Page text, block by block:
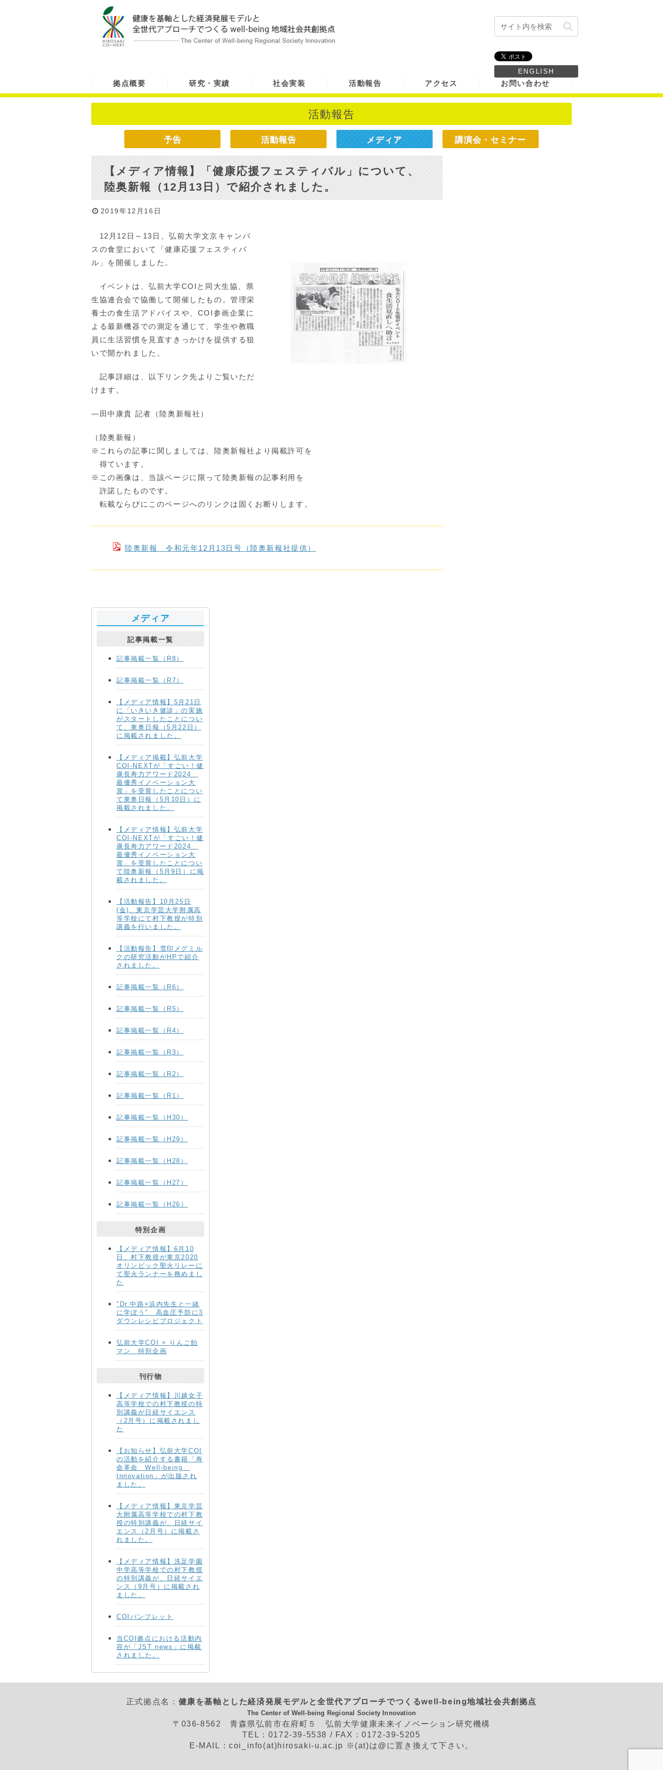
ENGLISH
拠点概要 研究・実績 社会実装 活動報告 アクセス お問い合わせ
活動報告
予告 活動報告 メディア 講演会・セミナー
【メディア情報】「健康応援フェスティバル」について、
陸奥新報（12月13日）で紹介されました。
2019年12月16日
12月12日～13日、弘前大学文京キャンパ
スの食堂において「健康応援フェスティバ
ル」を開催しました。
イベントは、弘前大学COIと同大生協、県
生協連合会で協働して開催したもの。管理栄
養士の食生活アドバイスや、COI参画企業に
よる最新機器での測定を通じて、学生や教職
員に生活習慣を見直すきっかけを提供する狙
いで開かれました。
記事詳細は、以下リンク先よりご覧いただ
けます。
―田中康貴 記者（陸奥新報社）
（陸奥新報）
※これらの記事に関しましては、陸奥新報社より掲載許可を
得ています。
※この画像は、当該ページに限って陸奥新報の記事利用を
許諾したものです。
転載ならびにこのページへのリンクは固くお断りします。
陸奥新報 令和元年12月13日号（陸奥新報社提供）
メディア
記事掲載一覧
記事掲載一覧（R8）
記事掲載一覧（R7）
【メディア情報】5月21日
に「いきいき健診」の実施
がスタートしたことについ
て、東奥日報（5月22日）
に掲載されました。
【メディア掲載】弘前大学
COI-NEXTが「すごい！健
康長寿力アワード2024
最優秀イノベーション大
賞」を受賞したことについ
て東奥日報（5月10日）に
掲載されました。
【メディア情報】弘前大学
COI-NEXTが「すごい！健
康長寿力アワード2024
最優秀イノベーション大
賞」を受賞したことについ
て陸奥新報（5月9日）に掲
載されました。
【活動報告】10月25日
(金)、東京学芸大学附属高
等学校にて村下教授が特別
講義を行いました。
【活動報告】雪印メグミル
クの研究活動がHPで紹介
されました。
記事掲載一覧（R6）
記事掲載一覧（R5）
記事掲載一覧（R4）
記事掲載一覧（R3）
記事掲載一覧（R2）
記事掲載一覧（R1）
記事掲載一覧（H30）
記事掲載一覧（H29）
記事掲載一覧（H28）
記事掲載一覧（H27）
記事掲載一覧（H26）
特別企画
【メディア情報】6月10
日、村下教授が東京2020
オリンピック聖火リレーに
て聖火ランナーを務めまし
た
″Dr.中路×浜内先生と一緒
に学ぼう″ 高血圧予防に3
ダウンレシピプロジェクト
弘前大学COI × りんご飴
マン 特別企画
刊行物
【メディア情報】川越女子
高等学校での村下教授の特
別講義が日経サイエンス
（2月号）に掲載されまし
た
【お知らせ】弘前大学COI
の活動を紹介する書籍「寿
命革命 Well-being
Innovation」が出版され
ました。
【メディア情報】東京学芸
大附属高等学校での村下教
授の特別講義が、日経サイ
エンス（2月号）に掲載さ
れました。
【メディア情報】洗足学園
中学高等学校での村下教授
の特別講義が、日経サイエ
ンス（9月号）に掲載され
ました。
COIパンフレット
当COI拠点における活動内
容が「JST news」に掲載
されました。
正式拠点名： 健康を基軸とした経済発展モデルと全世代アプローチでつくるwell-being地域社会共創拠点
The Center of Well-being Regional Society Innovation
〒036-8562 青森県弘前市在府町５ 弘前大学健康未来イノベーション研究機構
TEL：0172-39-5538 / FAX：0172-39-5205
E-MAIL：coi_info(at)hirosaki-u.ac.jp ※(at)は@に置き換えて下さい。